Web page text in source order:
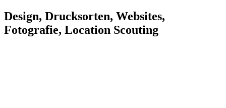
Design, Drucksorten, Websites,
Fotografie, Location Scouting